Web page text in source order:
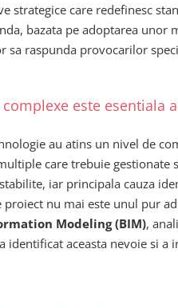
care redefinesc
bazata pe adoptarea
raspunda provocarilor
este esentiala
au atins un nivel de
care trebuie
iar principala cauza
nu mai este unul pur
Modeling (BIM),
aceasta nevoie si